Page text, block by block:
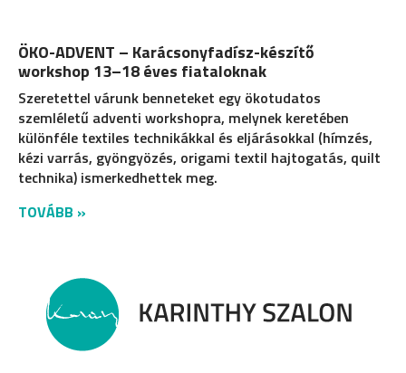
ÖKO-ADVENT – Karácsonyfadísz-készítő
workshop 13–18 éves fiataloknak
Szeretettel várunk benneteket egy ökotudatos
szemléletű adventi workshopra, melynek keretében
különféle textiles technikákkal és eljárásokkal (hímzés,
kézi varrás, gyöngyözés, origami textil hajtogatás, quilt
technika) ismerkedhettek meg.
TOVÁBB »